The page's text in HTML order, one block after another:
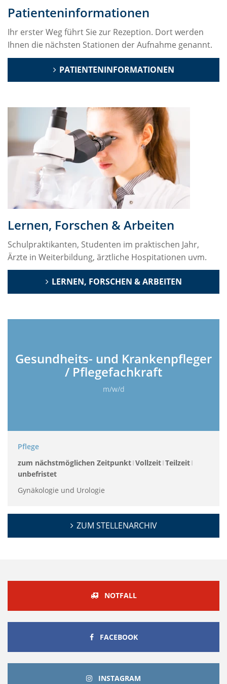
Patienteninformationen
Ihr erster Weg führt Sie zur Rezeption. Dort werden
Ihnen die nächsten Stationen der Aufnahme genannt.
PATIENTENINFORMATIONEN
Lernen, Forschen & Arbeiten
Schulpraktikanten, Studenten im praktischen Jahr,
Ärzte in Weiterbildung, ärztliche Hospitationen uvm.
LERNEN, FORSCHEN & ARBEITEN
Gesundheits- und Krankenpfleger
/ Pflegefachkraft
m/w/d
Pflege
zum nächstmöglichen Zeitpunkt Vollzeit Teilzeit
unbefristet
Gynäkologie und Urologie
ZUM STELLENARCHIV
NOTFALL
FACEBOOKFACEBOOK
INSTAGRAM